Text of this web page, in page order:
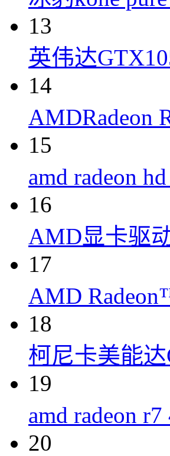
13
英伟达
14
AMDRadeon
15
amd radeon
16
AMD显卡驱
17
AMD
18
柯尼卡美能
19
amd radeon
20